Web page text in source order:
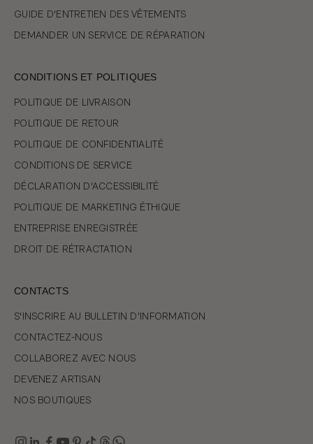
GUIDE D'ENTRETIEN DES VÊTEMENTS
DEMANDER UN SERVICE DE RÉPARATION
CONDITIONS ET POLITIQUES
POLITIQUE DE LIVRAISON
POLITIQUE DE RETOUR
POLITIQUE DE CONFIDENTIALITÉ
CONDITIONS DE SERVICE
DÉCLARATION D'ACCESSIBILITÉ
POLITIQUE DE MARKETING ÉTHIQUE
ENTREPRISE ENREGISTRÉE
DROIT DE RÉTRACTATION
CONTACTS
S'INSCRIRE AU BULLETIN D'INFORMATION
CONTACTEZ-NOUS
COLLABOREZ AVEC NOUS
DEVENEZ ARTISAN
NOS BOUTIQUES